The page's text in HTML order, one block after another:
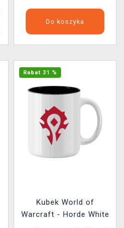
Do koszyka
Rabat 31 %
Kubek World of
Warcraft - Horde White